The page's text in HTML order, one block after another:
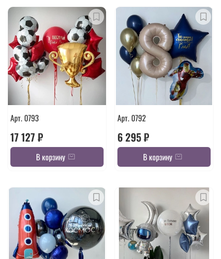
Арт. 0793
17 127 ₽
В корзину
Арт. 0792
6 295 ₽
В корзину